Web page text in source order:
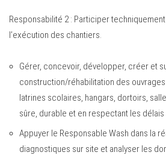
Responsabilité 2 : Participer
l’exécution des chantiers.
Gérer, concevoir, développer, créer et
construction/réhabilitation des
latrines scolaires, hangars, dortoirs,
sûre, durable et en respectant les délais
Appuyer le Responsable Wash dans la
diagnostiques sur site et analyser les